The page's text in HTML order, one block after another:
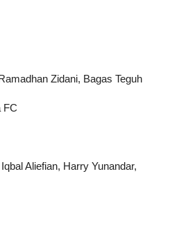
Zidani, Bagas Teguh
FC
Aliefian, Harry Yunandar,